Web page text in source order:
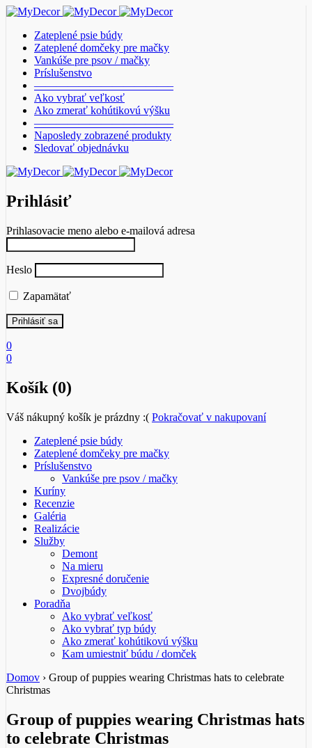
Zateplené psie búdy
Zateplené domčeky pre mačky
Vankúše pre psov / mačky
Príslušenstvo
————————————–
Ako vybrať veľkosť
Ako zmerať kohútikovú výšku
————————————–
Naposledy zobrazené produkty
Sledovať objednávku
Prihlásiť
Prihlasovacie meno alebo e-mailová adresa
Heslo
Zapamätať
0
0
Košík (0)
Váš nákupný košík je prázdny :( Pokračovať v nakupovaní
Zateplené psie búdy
Zateplené domčeky pre mačky
Príslušenstvo
Vankúše pre psov / mačky
Kuríny
Recenzie
Galéria
Realizácie
Služby
Demont
Na mieru
Expresné doručenie
Dvojbúdy
Poradňa
Ako vybrať veľkosť
Ako vybrať typ búdy
Ako zmerať kohútikovú výšku
Kam umiestniť búdu / domček
Domov › Group of puppies wearing Christmas hats to celebrate
Christmas
Group of puppies wearing Christmas hats
to celebrate Christmas